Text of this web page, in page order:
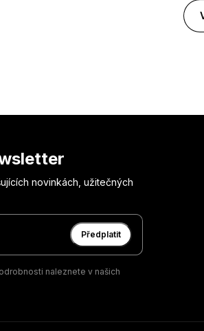
novinkách, užitečných
Předplatit
naleznete v našich